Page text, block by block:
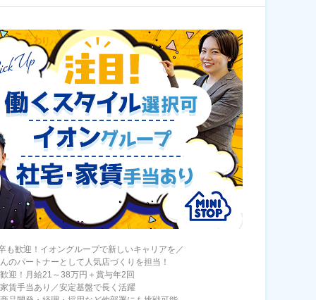
も歓迎！イオングループで新しいキャリアを／
のパートナーとして人気店づくりを担当！
迎！月給21～38万円＋賞与年2回
賃手当あり／安定基盤で長く活躍